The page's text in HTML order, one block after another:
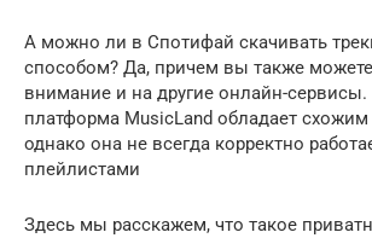
А можно ли в Спотифай скачивать
способом? Да, причем вы также
внимание и на другие онлайн-
платформа MusicLand обладает
однако она не всегда корректно
плейлистами
Здесь мы расскажем, что такое